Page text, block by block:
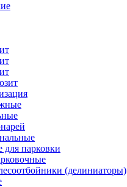
для парковки
(делиниаторы)